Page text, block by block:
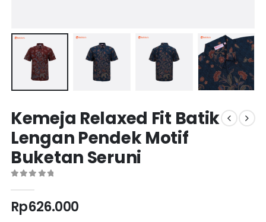
Kemeja Relaxed Fit Batik
Lengan Pendek Motif
Buketan Seruni
Rp626.000